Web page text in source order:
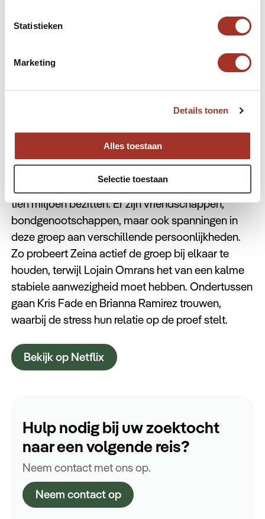
Statistieken
Marketing
Details tonen
Alles toestaan
Selectie toestaan
Libanon bent!
Bekijk op Netflix
Deze serie gaat over de hoge sociale kringen in
Dubai, waar overdadige feesten en
onconventionele mode de norm lijken te zijn. Het
volgt een verzameling kennissen die elk meer dan
tien miljoen bezitten. Er zijn vriendschappen,
bondgenootschappen, maar ook spanningen in
deze groep aan verschillende persoonlijkheden.
Zo probeert Zeina actief de groep bij elkaar te
houden, terwijl Lojain Omrans het van een kalme
stabiele aanwezigheid moet hebben. Ondertussen
gaan Kris Fade en Brianna Ramirez trouwen,
waarbij de stress hun relatie op de proef stelt.
Bekijk op Netflix
Hulp nodig bij uw zoektocht
naar een volgende reis?
Neem contact met ons op.
Neem contact op